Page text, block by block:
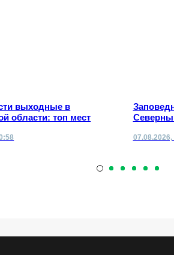
выходные в
области: топ мест
07.08.2026,